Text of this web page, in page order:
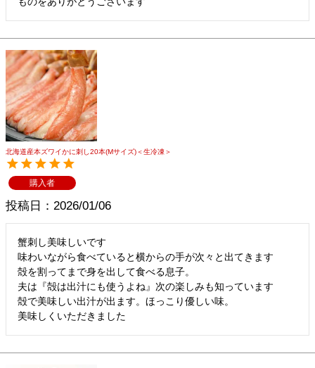
北海道産本ズワイかに刺し20本(Mサイズ)＜生冷凍＞
購入者
投稿日 2026/01/06
蟹刺し美味しいです
味わいながら食べていると横からの手が次々と出てきます
殻を割ってまで身を出して食べる息子。
夫は『殻は出汁にも使うよね』次の楽しみも知っています
殻で美味しい出汁が出ます。ほっこり優しい味。